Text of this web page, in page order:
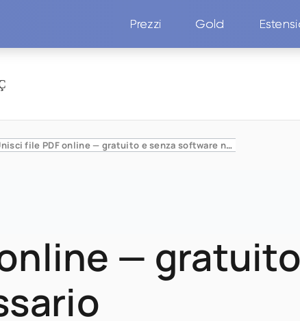
Prezzi Gold
Unisci file PDF online — gratuito e senza software necessario
—